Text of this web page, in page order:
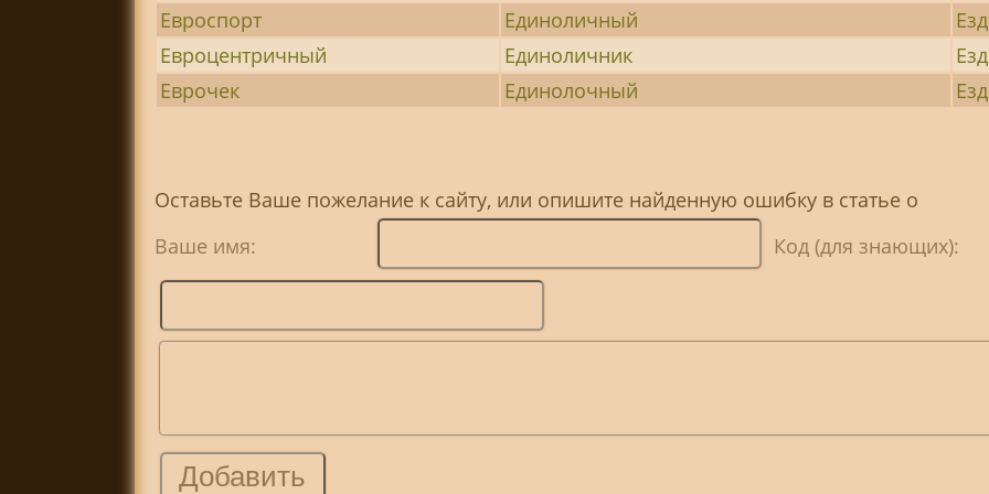
Евроспорт
Единоличный
Евроцентричный
Единоличник
Еврочек
Единолочный
Оставьте Ваше пожелание к сайту, или опишите найденную ошибку в статье о
Ваше имя:
Код (для знающих):